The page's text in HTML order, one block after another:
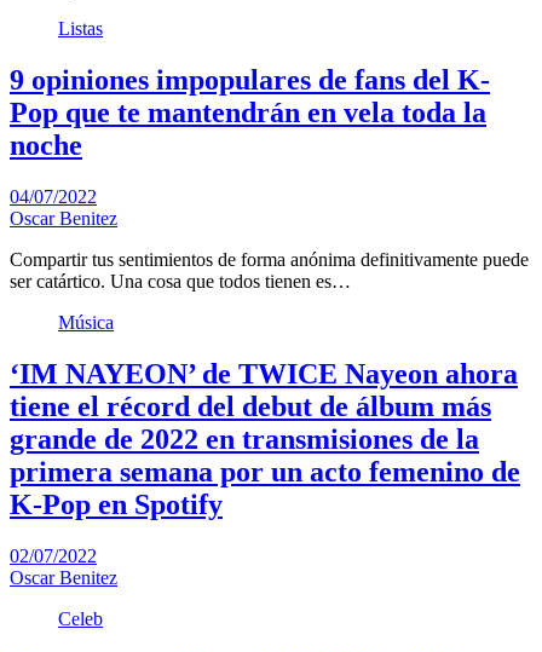
Listas
9 opiniones impopulares de fans del K-
Pop que te mantendrán en vela toda la
noche
04/07/2022
Oscar Benitez
Compartir tus sentimientos de forma anónima definitivamente puede
ser catártico. Una cosa que todos tienen es…
Música
‘IM NAYEON’ de TWICE Nayeon ahora
tiene el récord del debut de álbum más
grande de 2022 en transmisiones de la
primera semana por un acto femenino de
K-Pop en Spotify
02/07/2022
Oscar Benitez
Celeb